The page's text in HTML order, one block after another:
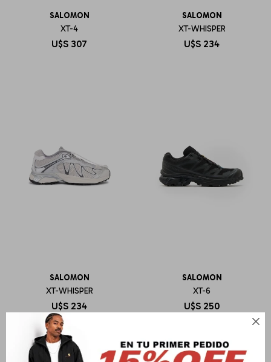

SALOMON
XT-4
U$S 307
SALOMON
XT-WHISPER
U$S 234
SALOMON
XT-WHISPER
U$S 234
SALOMON
XT-6
U$S 250